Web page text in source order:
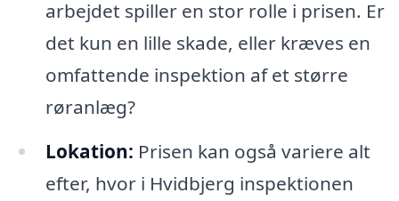
arbejdet spiller en stor rolle i prisen. Er
det kun en lille skade, eller kræves en
omfattende inspektion af et større
røranlæg?
Lokation: Prisen kan også variere alt
efter, hvor i Hvidbjerg inspektionen